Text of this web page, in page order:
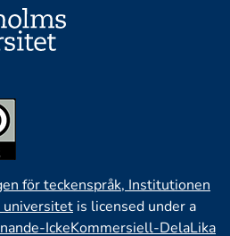
för teckenspråk, Institutionen
universitet is licensed under a
IckeKommersiell-DelaLika